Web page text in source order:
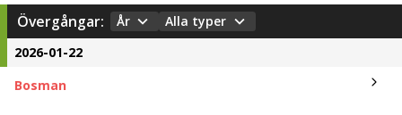
Övergångar: År
Alla typer
2026-01-22
Bosman